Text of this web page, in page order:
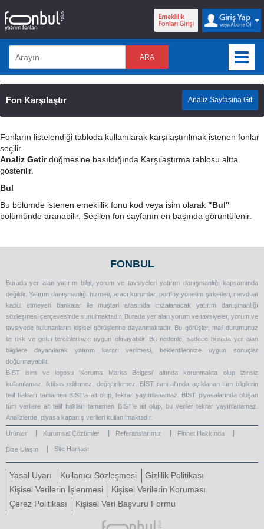
ARA
Fon Karşılaştır Analiz Sayfasına Git
Fonların listelendiği tabloda kullanılarak karşılaştırılmak istenen fonlar
seçilir.
Analiz Getirdüğmesine basıldığında Karşılaştırma tablosu altta
gösterilir.
Bul
Bu bölümde istenen emeklilik fonu kod veya isim olarak "Bul"
bölümünde aranabilir. Seçilen fon sayfanın en başında görüntülenir.
FONBUL
Burada yer alan yatırım bilgi, yorum ve tavsiyeleri yatırım danışmanlığı kapsamında
değildir. Yatırım danışmanlığı hizmeti, aracı kurumlar, portföy yönetim şirketleri, mevduat
kabul etmeyen bankalar ile müşteri arasında imzalanacak yatırım danışmanlığı
sözleşmesi çerçevesinde sunulmaktadır. Burada yer alan yorum ve tavsiyeler, yorum ve
tavsiyede bulunanların kişisel görüşlerine dayanmaktadır. Bu görüşler, mali durumunuz
ile risk ve getiri tercihlerinize uygun olmayabilir. Bu nedenle, sadece burada yer alan
bilgilere dayanılarak yatırım kararı verilmesi, beklentilerinize uygun sonuçlar
doğurmayabilir.
BİST isim ve logosu 'Koruma Marka Belgesi' altında korunmakta olup izinsiz
kullanılamaz, iktibas edilemez, değiştirilemez. BİST ismi altında açıklanan tüm bilgilerin
telif hakları tamamen BİST'a ait olup, tekrar yayımlanamaz. BİST piyasalarında oluşan
tüm verilere ait telif hakları tamamen BİST’e ait olup, bu veriler tekrar yayınlanamaz.
Analizlerde, piyasa kapanış verileri kullanılmaktadır.
Ürünler Kurumsal Çözümler Referanslarımız Finnet Hakkında
Bize Ulaşın Site Haritası
Yasal Uyarı Kullanıcı Sözleşmesi
Gizlilik Politikası
Kişisel Verilerin İşlenmesi
Kişisel Verilerin Koruması
Çerez Politikası
Kişisel Veri Başvuru Formu